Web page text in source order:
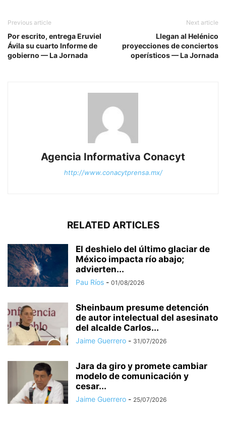
Previous article
Por escrito, entrega Eruviel
Ávila su cuarto Informe de
gobierno — La Jornada
Next article
Llegan al Helénico
proyecciones de conciertos
operísticos — La Jornada
Agencia Informativa Conacyt
http://www.conacytprensa.mx/
RELATED ARTICLES
El deshielo del último glaciar de
México impacta río abajo;
advierten...
Pau Ríos - 01/08/2026
Sheinbaum presume detención
de autor intelectual del asesinato
del alcalde Carlos...
Jaime Guerrero - 31/07/2026
Jara da giro y promete cambiar
modelo de comunicación y
cesar...
Jaime Guerrero - 25/07/2026